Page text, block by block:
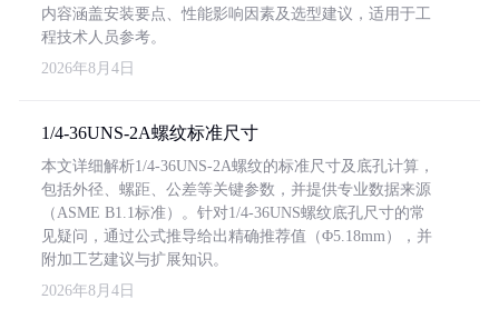
内容涵盖安装要点、性能影响因素及选型建议，适用于工
程技术人员参考。
2026年8月4日
1/4-36UNS-2A螺纹标准尺寸
本文详细解析1/4-36UNS-2A螺纹的标准尺寸及底孔计算，
包括外径、螺距、公差等关键参数，并提供专业数据来源
（ASME B1.1标准）。针对1/4-36UNS螺纹底孔尺寸的常
见疑问，通过公式推导给出精确推荐值（Φ5.18mm），并
附加工艺建议与扩展知识。
2026年8月4日